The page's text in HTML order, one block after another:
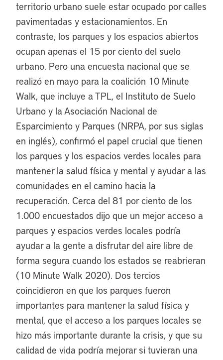
territorio urbano suele estar ocupado por calles
pavimentadas y estacionamientos. En
contraste, los parques y los espacios abiertos
ocupan apenas el 15 por ciento del suelo
urbano. Pero una encuesta nacional que se
realizó en mayo para la coalición 10 Minute
Walk, que incluye a TPL, el Instituto de Suelo
Urbano y la Asociación Nacional de
Esparcimiento y Parques (NRPA, por sus siglas
en inglés), confirmó el papel crucial que tienen
los parques y los espacios verdes locales para
mantener la salud física y mental y ayudar a las
comunidades en el camino hacia la
recuperación. Cerca del 81 por ciento de los
1.000 encuestados dijo que un mejor acceso a
parques y espacios verdes locales podría
ayudar a la gente a disfrutar del aire libre de
forma segura cuando los estados se reabrieran
(10 Minute Walk 2020). Dos tercios
coincidieron en que los parques fueron
importantes para mantener la salud física y
mental, que el acceso a los parques locales se
hizo más importante durante la crisis, y que su
calidad de vida podría mejorar si tuvieran una